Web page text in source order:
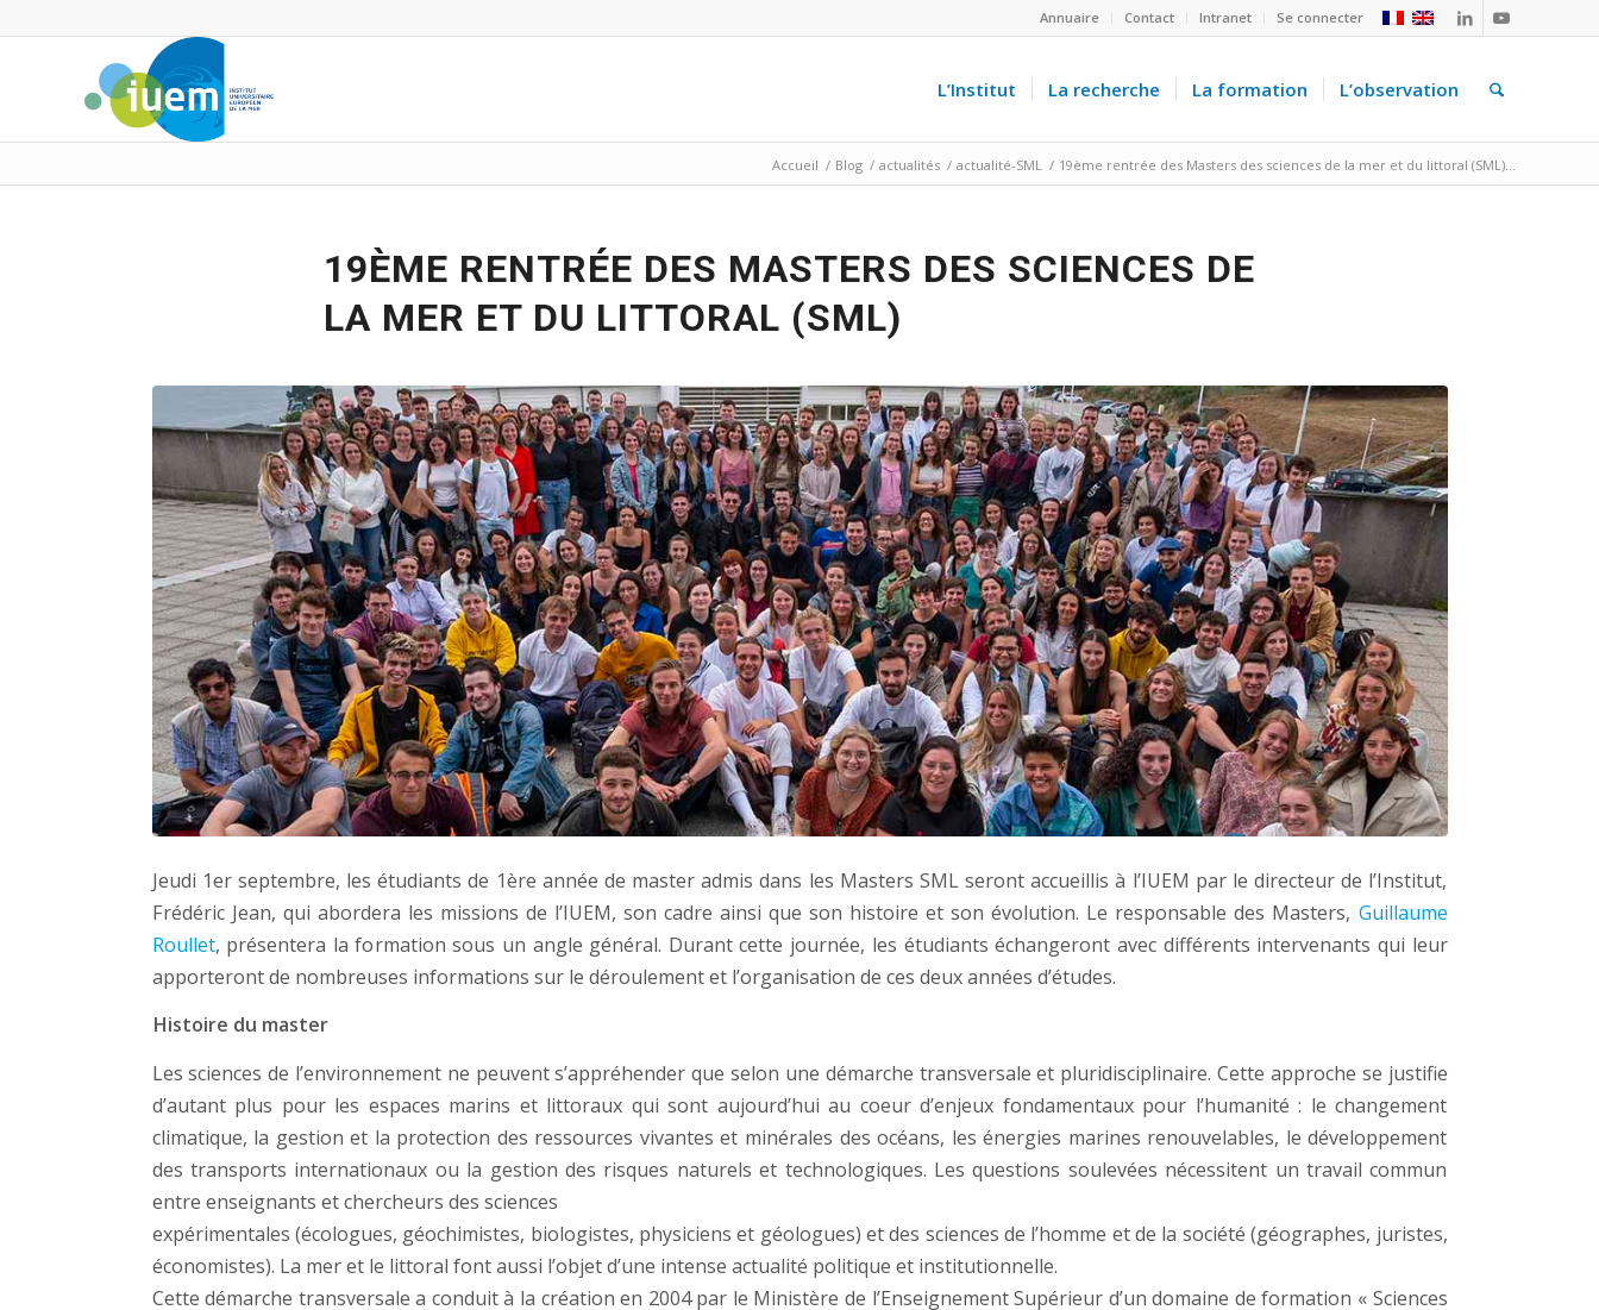
Annuaire Contact Intranet Se connecter
L’Institut La recherche La formation L’observation
Accueil / Blog / actualités / actualité-SML / 19ème rentrée des Masters des sciences de la mer et du littoral (SML)...
19ÈME RENTRÉE DES MASTERS DES SCIENCES DE
LA MER ET DU LITTORAL (SML)
Jeudi 1er septembre, les étudiants de 1ère année de master admis dans les Masters SML seront accueillis à l’IUEM par le directeur de l’Institut,
Frédéric Jean, qui abordera les missions de l’IUEM, son cadre ainsi que son histoire et son évolution. Le responsable des Masters, Guillaume
Roullet, présentera la formation sous un angle général. Durant cette journée, les étudiants échangeront avec différents intervenants qui leur
apporteront de nombreuses informations sur le déroulement et l’organisation de ces deux années d’études.
Histoire du master
Les sciences de l’environnement ne peuvent s’appréhender que selon une démarche transversale et pluridisciplinaire. Cette approche se justifie
d’autant plus pour les espaces marins et littoraux qui sont aujourd’hui au coeur d’enjeux fondamentaux pour l’humanité : le changement
climatique, la gestion et la protection des ressources vivantes et minérales des océans, les énergies marines renouvelables, le développement
des transports internationaux ou la gestion des risques naturels et technologiques. Les questions soulevées nécessitent un travail commun
entre enseignants et chercheurs des sciences
expérimentales (écologues, géochimistes, biologistes, physiciens et géologues) et des sciences de l’homme et de la société (géographes, juristes,
économistes). La mer et le littoral font aussi l’objet d’une intense actualité politique et institutionnelle.
Cette démarche transversale a conduit à la création en 2004 par le Ministère de l’Enseignement Supérieur d’un domaine de formation « Sciences